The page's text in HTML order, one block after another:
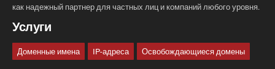
как надежный партнер для частных лиц и компаний любого уровня.
Услуги
Доменные имена IP-адреса Освобождающиеся домены